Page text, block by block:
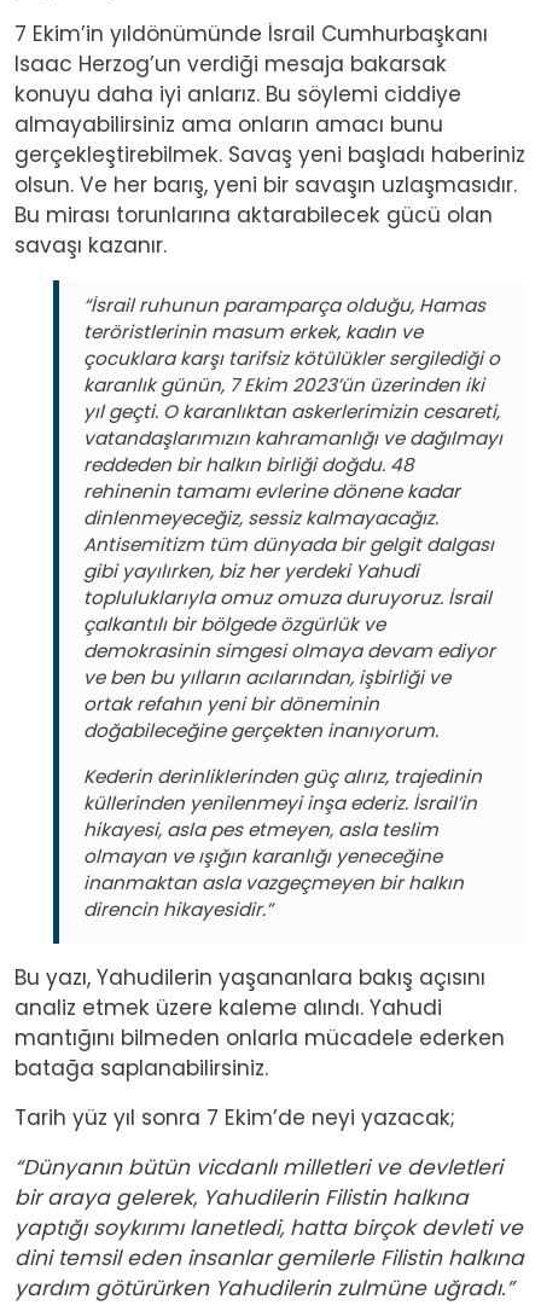
7 Ekim’in yıldönümünde İsrail Cumhurbaşkanı
Isaac Herzog’un verdiği mesaja bakarsak
konuyu daha iyi anlarız. Bu söylemi ciddiye
almayabilirsiniz ama onların amacı bunu
gerçekleştirebilmek. Savaş yeni başladı haberiniz
olsun. Ve her barış, yeni bir savaşın uzlaşmasıdır.
Bu mirası torunlarına aktarabilecek gücü olan
savaşı kazanır.
“İsrail ruhunun paramparça olduğu, Hamas
teröristlerinin masum erkek, kadın ve
çocuklara karşı tarifsiz kötülükler sergilediği o
karanlık günün, 7 Ekim 2023’ün üzerinden iki
yıl geçti. O karanlıktan askerlerimizin cesareti,
vatandaşlarımızın kahramanlığı ve dağılmayı
reddeden bir halkın birliği doğdu. 48
rehinenin tamamı evlerine dönene kadar
dinlenmeyeceğiz, sessiz kalmayacağız.
Antisemitizm tüm dünyada bir gelgit dalgası
gibi yayılırken, biz her yerdeki Yahudi
topluluklarıyla omuz omuza duruyoruz. İsrail
çalkantılı bir bölgede özgürlük ve
demokrasinin simgesi olmaya devam ediyor
ve ben bu yılların acılarından, işbirliği ve
ortak refahın yeni bir döneminin
doğabileceğine gerçekten inanıyorum.
Kederin derinliklerinden güç alırız, trajedinin
küllerinden yenilenmeyi inşa ederiz. İsrail’in
hikayesi, asla pes etmeyen, asla teslim
olmayan ve ışığın karanlığı yeneceğine
inanmaktan asla vazgeçmeyen bir halkın
direncin hikayesidir.”
Bu yazı, Yahudilerin yaşananlara bakış açısını
analiz etmek üzere kaleme alındı. Yahudi
mantığını bilmeden onlarla mücadele ederken
batağa saplanabilirsiniz.
Tarih yüz yıl sonra 7 Ekim’de neyi yazacak;
“Dünyanın bütün vicdanlı milletleri ve devletleri
bir araya gelerek, Yahudilerin Filistin halkına
yaptığı soykırımı lanetledi, hatta birçok devleti ve
dini temsil eden insanlar gemilerle Filistin halkına
yardım götürürken Yahudilerin zulmüne uğradı.”